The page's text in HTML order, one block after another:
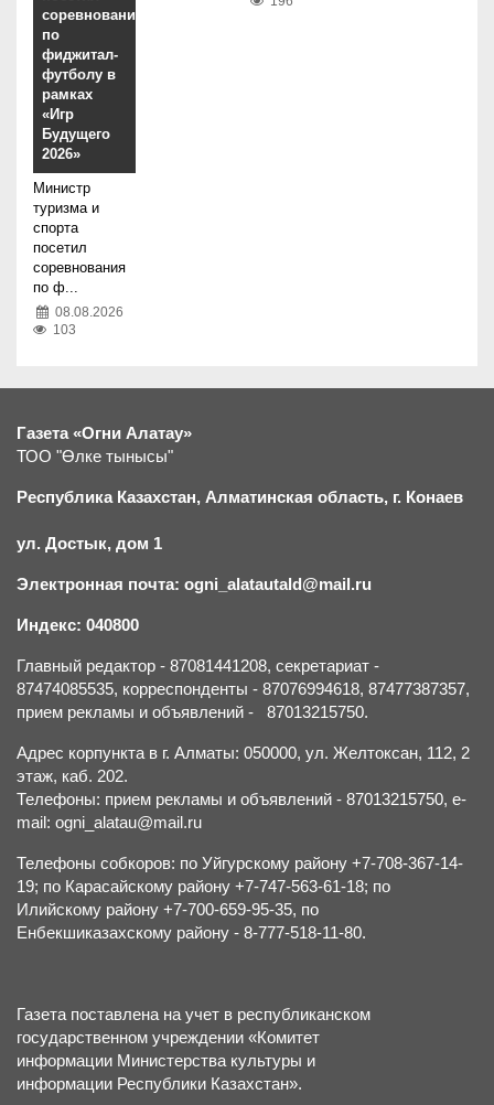
соревнования
по
фиджитал-
футболу в
рамках
«Игр
Будущего
2026»
Министр
туризма и
спорта
посетил
соревнования
по ф...
08.08.2026
103
Газета «Огни Алатау»
ТОО "Өлке тынысы"
Республика Казахстан, Алматинская область, г. Конаев
ул. Достык, дом 1
Электронная почта: ogni_alatautald@mail.ru
Индекс: 040800
Главный редактор - 87081441208, секретариат -
87474085535, корреспонденты - 87076994618, 87477387357,
прием рекламы и объявлений - 87013215750.
Адрес корпункта в г. Алматы: 050000, ул. Желтоксан, 112, 2
этаж, каб. 202.
Телефоны: прием рекламы и объявлений - 87013215750, e-
mail: ogni_alatau@mail.ru
Телефоны собкоров: по Уйгурскому району +7-708-367-14-
19; по Карасайскому району +7-747-563-61-18; по
Илийскому району +7-700-659-95-35, по
Енбекшиказахскому району - 8-777-518-11-80.
Газета поставлена на учет в республиканском
государственном учреждении «Комитет
информации Министерства культуры и
информации Республики Казахстан».